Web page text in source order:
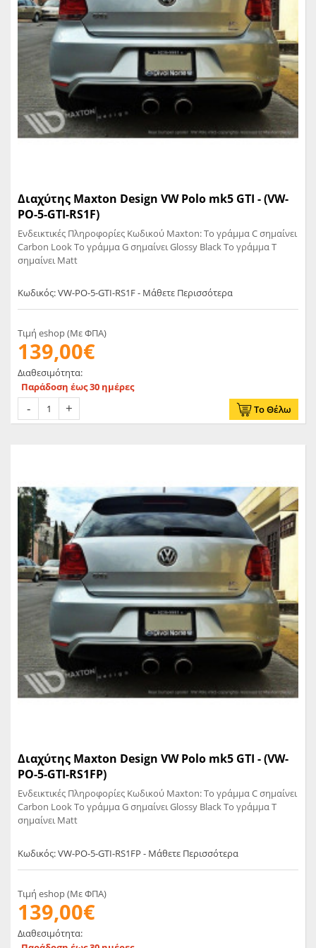
Διαχύτης Maxton Design VW Polo mk5 GTI - (VW-
PO-5-GTI-RS1F)
Ενδεικτικές Πληροφορίες Κωδικού Maxton: Το γράμμα C σημαίνει
Carbon Look Το γράμμα G σημαίνει Glossy Black Το γράμμα T
σημαίνει Matt
Κωδικός: VW-PO-5-GTI-RS1F - Μάθετε Περισσότερα
Τιμή eshop (Με ΦΠΑ)
139,00€
Διαθεσιμότητα:
Παράδοση έως 30 ημέρες
Το Θέλω
Διαχύτης Maxton Design VW Polo mk5 GTI - (VW-
PO-5-GTI-RS1FP)
Ενδεικτικές Πληροφορίες Κωδικού Maxton: Το γράμμα C σημαίνει
Carbon Look Το γράμμα G σημαίνει Glossy Black Το γράμμα T
σημαίνει Matt
Κωδικός: VW-PO-5-GTI-RS1FP - Μάθετε Περισσότερα
Τιμή eshop (Με ΦΠΑ)
139,00€
Διαθεσιμότητα: